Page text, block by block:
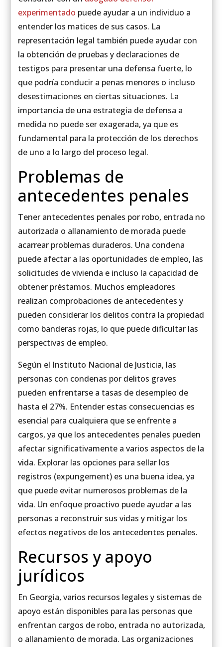
experimentado puede ayudar a un individuo a
entender los matices de sus casos. La
representación legal también puede ayudar con
la obtención de pruebas y declaraciones de
testigos para presentar una defensa fuerte, lo
que podría conducir a penas menores o incluso
desestimaciones en ciertas situaciones. La
importancia de una estrategia de defensa a
medida no puede ser exagerada, ya que es
fundamental para la protección de los derechos
de uno a lo largo del proceso legal.
Problemas de
antecedentes penales
Tener antecedentes penales por robo, entrada no
autorizada o allanamiento de morada puede
acarrear problemas duraderos. Una condena
puede afectar a las oportunidades de empleo, las
solicitudes de vivienda e incluso la capacidad de
obtener préstamos. Muchos empleadores
realizan comprobaciones de antecedentes y
pueden considerar los delitos contra la propiedad
como banderas rojas, lo que puede dificultar las
perspectivas de empleo.
Según el Instituto Nacional de Justicia, las
personas con condenas por delitos graves
pueden enfrentarse a tasas de desempleo de
hasta el 27%. Entender estas consecuencias es
esencial para cualquiera que se enfrente a
cargos, ya que los antecedentes penales pueden
afectar significativamente a varios aspectos de la
vida. Explorar las opciones para sellar los
registros (expungement) es una buena idea, ya
que puede evitar numerosos problemas de la
vida. Un enfoque proactivo puede ayudar a las
personas a reconstruir sus vidas y mitigar los
efectos negativos de los antecedentes penales.
Recursos y apoyo
jurídicos
En Georgia, varios recursos legales y sistemas de
apoyo están disponibles para las personas que
enfrentan cargos de robo, entrada no autorizada,
o allanamiento de morada. Las organizaciones